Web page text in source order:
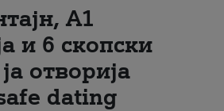
A1
и 6 скопски
отворија
dating